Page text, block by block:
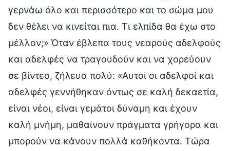
γερνάω όλο και περισσότερο και το σώμα μου
δεν θέλει να κινείται πια. Τι ελπίδα θα έχω στο
μέλλον;» Όταν έβλεπα τους νεαρούς αδελφούς
και αδελφές να τραγουδούν και να χορεύουν
σε βίντεο, ζήλευα πολύ: «Αυτοί οι αδελφοί και
αδελφές γεννήθηκαν όντως σε καλή δεκαετία,
είναι νέοι, είναι γεμάτοι δύναμη και έχουν
καλή μνήμη, μαθαίνουν πράγματα γρήγορα και
μπορούν να κάνουν πολλά καθήκοντα. Τώρα